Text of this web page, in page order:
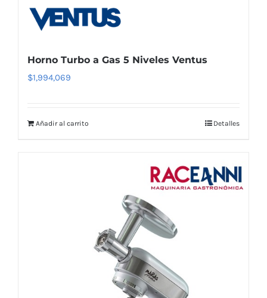
Horno Turbo a Gas 5 Niveles Ventus
$1,994,069
Añadir al carrito Detalles